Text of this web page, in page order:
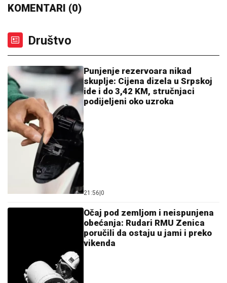
KOMENTARI (0)
Društvo
Punjenje rezervoara nikad
skuplje: Cijena dizela u Srpskoj
ide i do 3,42 KM, stručnjaci
podijeljeni oko uzroka
21:56 0
Očaj pod zemljom i neispunjena
obećanja: Rudari RMU Zenica
poručili da ostaju u jami i preko
vikenda